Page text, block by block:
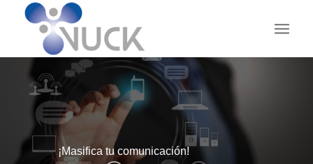
¡Masifica tu comunicación!